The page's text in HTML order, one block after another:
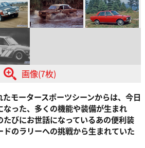
画像(7枚)
たモータースポーツシーンからは、今日
なった、多くの機能や装備が生まれ
びにお世話になっているあの便利装
のラリーへの挑戦から生まれていた